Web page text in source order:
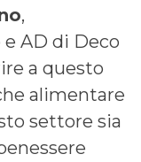
,
AD di Deco
a questo
alimentare
settore sia